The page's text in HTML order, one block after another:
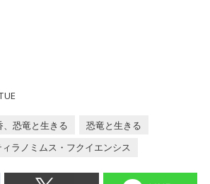
、恐竜と生きる
恐竜と生きる
ィラノミムス・フクイエンシス